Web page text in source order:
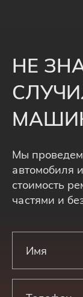
НЕ
Мы
автомобиля
стоимость
частями и